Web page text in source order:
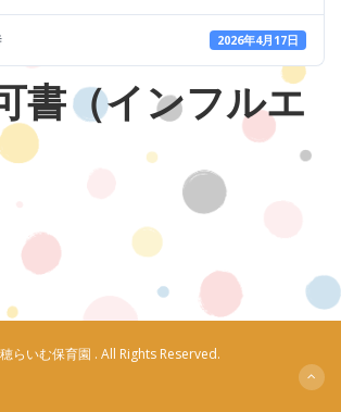
2026年4月17日
書（インフルエ
らいむ保育園 . All Rights Reserved.